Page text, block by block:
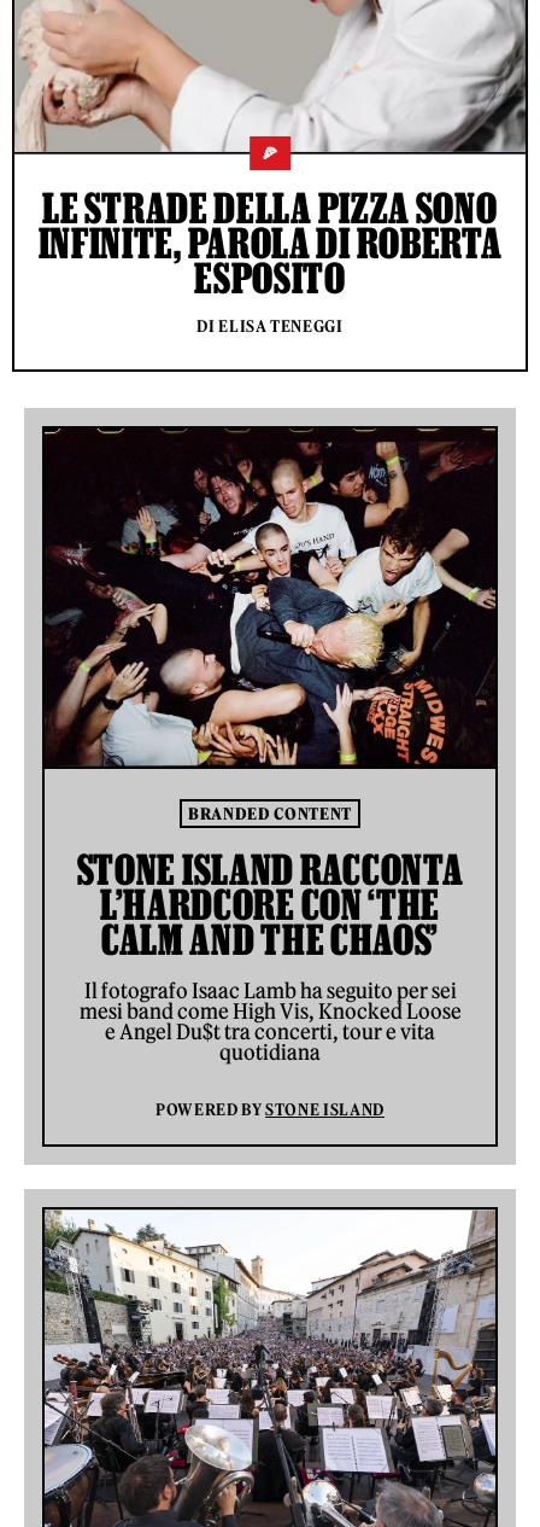
🍕
LE STRADE DELLA PIZZA SONO
INFINITE, PAROLA DI ROBERTA
ESPOSITO
DI ELISA TENEGGI
BRANDED CONTENT
STONE ISLAND RACCONTA
L’HARDCORE CON ‘THE
CALM AND THE CHAOS’
Il fotografo Isaac Lamb ha seguito per sei
mesi band come High Vis, Knocked Loose
e Angel Du$t tra concerti, tour e vita
quotidiana
POWERED BYSTONE ISLAND